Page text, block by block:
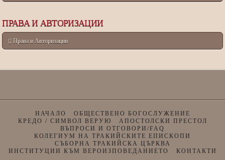
ПРАВА И АВТОРИЗАЦИИ
Права и Авторизации
НАЧАЛО
ОБЩЕСТВЕНО БОГОСЛУЖЕНИЕ
КРЕДО / СИМВОЛ ВЕРУЮ
АПОСТОЛСКИ ПРЕСТОЛ
ВЪПРОСИ И ОТГОВОРИ/FAQ
КОЛЕГИУМ НА ТРАКИЙСКИТЕ ЕПИСКОПИ
СЪБОРНА ТРАКИЙСКА ЦЪРКВА
ИНСТИТУЦИИ КЪМ ВЕРОИЗПОВЕДАНИЕТО
КОНТАКТИ